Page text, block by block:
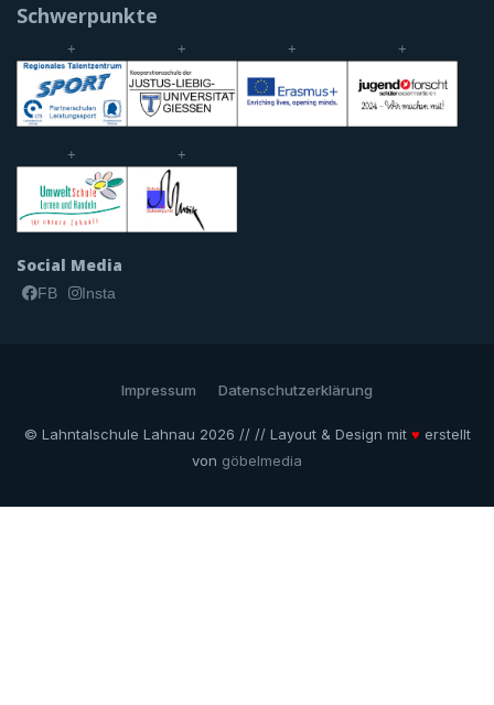
Schwerpunkte
+ + + +
+ +
Social Media
FB Insta
Impressum Datenschutzerklärung
© Lahntalschule Lahnau 2026 // // Layout & Design mit ♥ erstellt
von göbelmedia